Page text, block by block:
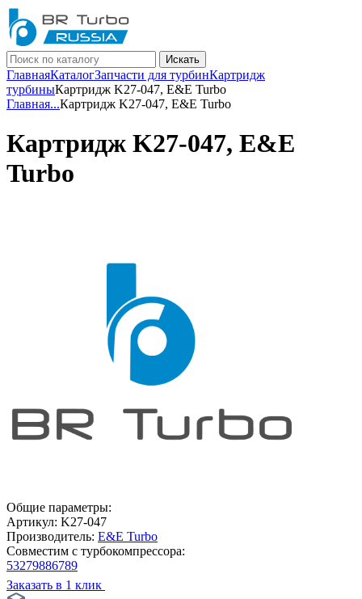
Искать
ГлавнаяКаталогЗапчасти для турбинКартридж
турбиныКартридж K27-047, E&E Turbo
Главная...Картридж K27-047, E&E Turbo
Картридж K27-047, E&E
Turbo
Общие параметры:
Артикул: K27-047
Производитель: E&E Turbo
Совместим с турбокомпрессора:
53279886789
Заказать в 1 клик